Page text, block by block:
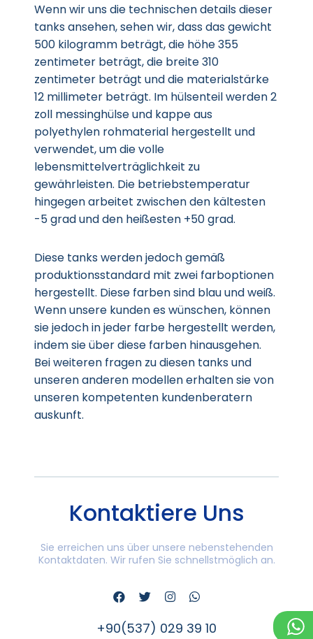
Wenn wir uns die technischen details dieser
tanks ansehen, sehen wir, dass das gewicht
500 kilogramm beträgt, die höhe 355
zentimeter beträgt, die breite 310
zentimeter beträgt und die materialstärke
12 millimeter beträgt. Im hülsenteil werden 2
zoll messinghülse und kappe aus
polyethylen rohmaterial hergestellt und
verwendet, um die volle
lebensmittelverträglichkeit zu
gewährleisten. Die betriebstemperatur
hingegen arbeitet zwischen den kältesten
-5 grad und den heißesten +50 grad.
Diese tanks werden jedoch gemäß
produktionsstandard mit zwei farboptionen
hergestellt. Diese farben sind blau und weiß.
Wenn unsere kunden es wünschen, können
sie jedoch in jeder farbe hergestellt werden,
indem sie über diese farben hinausgehen.
Bei weiteren fragen zu diesen tanks und
unseren anderen modellen erhalten sie von
unseren kompetenten kundenberatern
auskunft.
Kontaktiere Uns
Sie erreichen uns über unsere nebenstehenden
Kontaktdaten. Wir rufen Sie schnellstmöglich an.
+90(537) 029 39 10